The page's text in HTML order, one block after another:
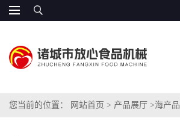
您当前的位置： 网站首页 > 产品展厅 >海产